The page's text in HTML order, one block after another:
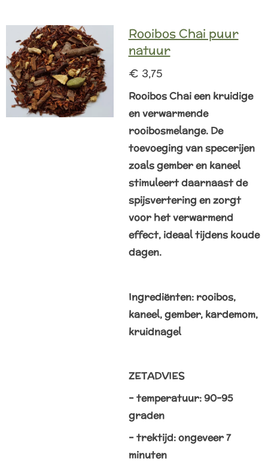
n
e
n
Rooibos Chai puur
natuur
€ 3,75
Rooibos Chai een kruidige
en verwarmende
rooibosmelange. De
toevoeging van specerijen
zoals gember en kaneel
stimuleert daarnaast de
spijsvertering en zorgt
voor het verwarmend
effect, ideaal tijdens koude
dagen.
Ingrediënten: rooibos,
kaneel, gember, kardemom,
kruidnagel
ZETADVIES
– temperatuur: 90-95
graden
– trektijd: ongeveer 7
minuten